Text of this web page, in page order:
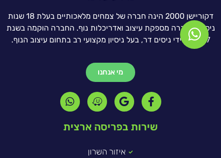
דקוריישן 2000 הינה חברה של צמחים מלאכותיים בעלת 18 שנות
ניסיון. החברה מספקת עיצוב ואדריכלות נוף. החברה הוקמה בשנת
1997 על ידי ניסים דר, בעל ניסיון מקצועי רב בתחום עיצוב הנוף.
מי אנחנו
שירות בפריסה ארצית
איזור השרון